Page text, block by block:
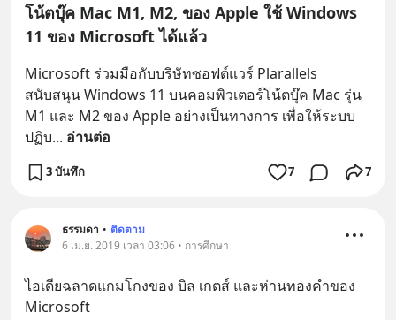
โน้ตบุ๊ค Mac M1, M2, ของ Apple ใช้ Windows
11 ของ Microsoft ได้แล้ว
Microsoft ร่วมมือกับบริษัทซอฟต์แวร์ Plarallels
สนับสนุน Windows 11 บนคอมพิวเตอร์โน้ตบุ๊ค Mac รุ่น
M1 และ M2 ของ Apple อย่างเป็นทางการ เพื่อให้ระบบ
ปฏิบ... อ่านต่อ
3 บันทึก 7 7
ธรรมดา • ติดตาม
6 เม.ย. 2019 เวลา 03:06 • การศึกษา
ไอเดียฉลาดแกมโกงของ บิล เกตส์ และห่านทองคำของ
Microsoft